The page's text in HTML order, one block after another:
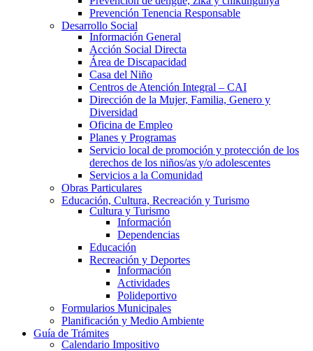
Prevención Tenencia Responsable
Desarrollo Social
Información General
Acción Social Directa
Área de Discapacidad
Casa del Niño
Centros de Atención Integral – CAI
Dirección de la Mujer, Familia, Genero y
Diversidad
Oficina de Empleo
Planes y Programas
Servicio local de promoción y protección de los
derechos de los niños/as y/o adolescentes
Servicios a la Comunidad
Obras Particulares
Educación, Cultura, Recreación y Turismo
Cultura y Turismo
Información
Dependencias
Educación
Recreación y Deportes
Información
Actividades
Polideportivo
Formularios Municipales
Planificación y Medio Ambiente
Guía de Trámites
Calendario Impositivo